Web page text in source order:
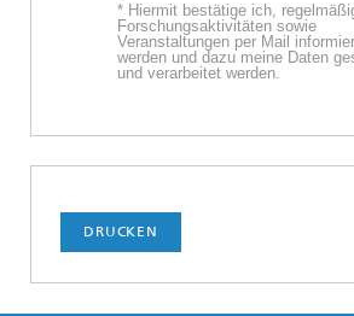
* Hiermit bestätige ich,
Forschungsaktivitäten sowie
Veranstaltungen per Mail
werden und dazu meine Daten
und verarbeitet werden.
DRUCKEN